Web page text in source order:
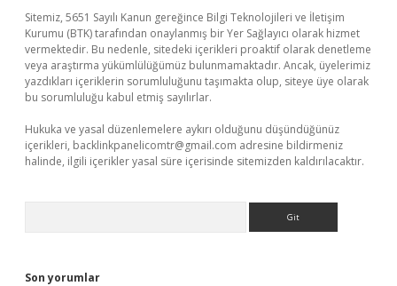
Sitemiz, 5651 Sayılı Kanun gereğince Bilgi Teknolojileri ve İletişim
Kurumu (BTK) tarafından onaylanmış bir Yer Sağlayıcı olarak hizmet
vermektedir. Bu nedenle, sitedeki içerikleri proaktif olarak denetleme
veya araştırma yükümlülüğümüz bulunmamaktadır. Ancak, üyelerimiz
yazdıkları içeriklerin sorumluluğunu taşımakta olup, siteye üye olarak
bu sorumluluğu kabul etmiş sayılırlar.
Hukuka ve yasal düzenlemelere aykırı olduğunu düşündüğünüz
içerikleri, backlinkpanelicomtr@gmail.com adresine bildirmeniz
halinde, ilgili içerikler yasal süre içerisinde sitemizden kaldırılacaktır.
Son yorumlar